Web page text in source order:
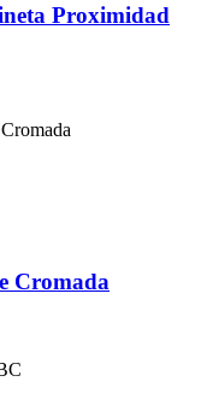
Proximidad
Cromada